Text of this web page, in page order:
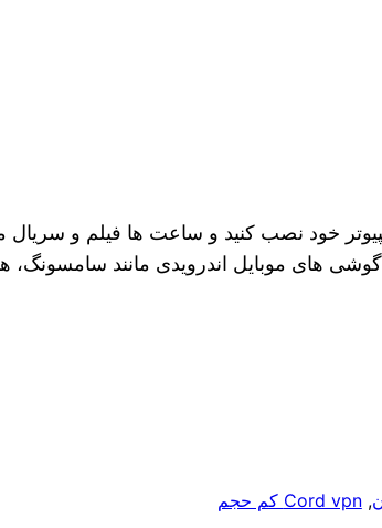
خود نصب کنید و ساعت ها فیلم و سریال
های موبایل اندرویدی مانند
, Cord vpn کم حجم